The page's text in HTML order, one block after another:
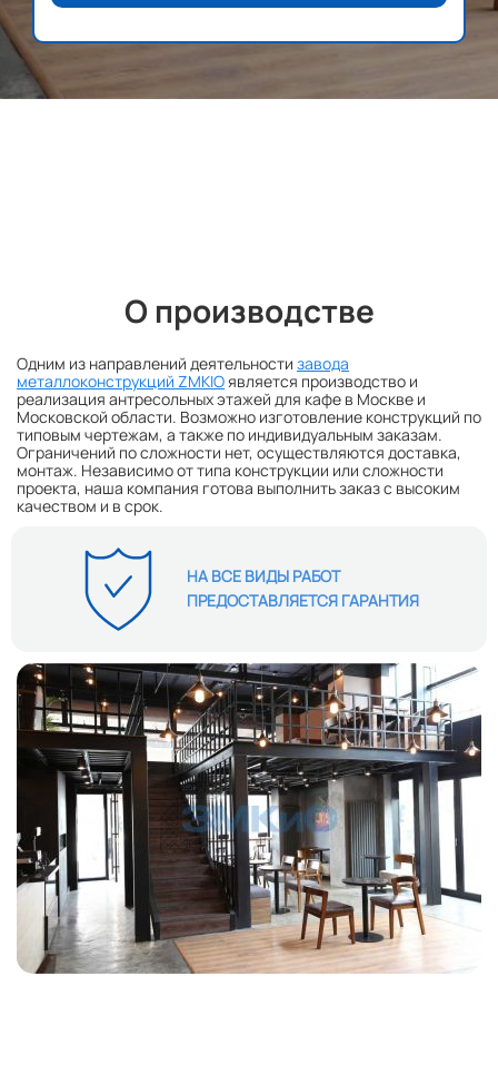
О производстве
Одним из направлений деятельности завода
металлоконструкций ZMKIOявляется производство и
реализация антресольных этажей для кафе в Москве и
Московской области. Возможно изготовление конструкций по
типовым чертежам, а также по индивидуальным заказам.
Ограничений по сложности нет, осуществляются доставка,
монтаж. Независимо от типа конструкции или сложности
проекта, наша компания готова выполнить заказ с высоким
качеством и в срок.
НА ВСЕ ВИДЫ РАБОТ
ПРЕДОСТАВЛЯЕТСЯ ГАРАНТИЯ